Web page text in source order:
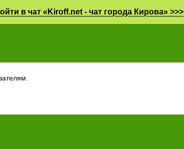
в чат «Kiroff.net - чат города Кирова» >>>